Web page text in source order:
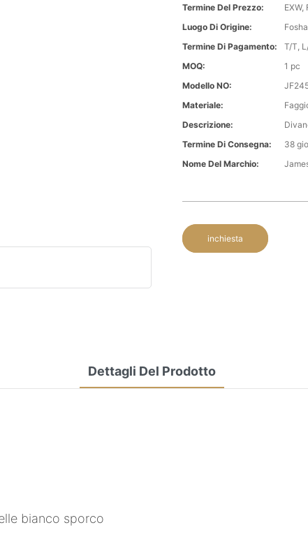
Termine Del Prezzo:
EXW,
Luogo Di Origine:
Termine Di Pagamento:
T/T,
MOQ:
1 pc
Modello NO:
Materiale:
Descrizione:
Termine Di Consegna:
38
Nome Del Marchio:
inchiesta
Dettagli Del Prodotto